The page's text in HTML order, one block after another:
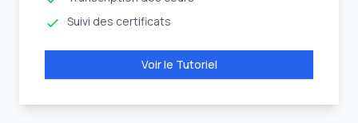
Suivi des certificats
Voir le Tutoriel